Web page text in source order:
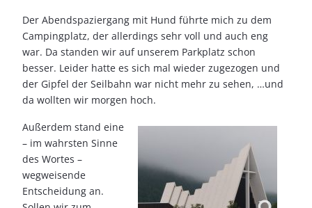
Der Abendspaziergang mit Hund führte mich zu dem
Campingplatz, der allerdings sehr voll und auch eng
war. Da standen wir auf unserem Parkplatz schon
besser. Leider hatte es sich mal wieder zugezogen und
der Gipfel der Seilbahn war nicht mehr zu sehen, …und
da wollten wir morgen hoch.
Außerdem stand eine
– im wahrsten Sinne
des Wortes –
wegweisende
Entscheidung an.